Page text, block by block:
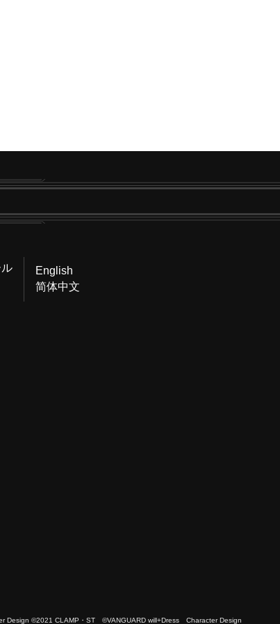
English
简体中文
©2021 CLAMP・ST ©VANGUARD will+Dress Character Design